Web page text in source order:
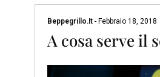
Beppegrillo.it - Febbraio 18, 2018
A cosa serve il